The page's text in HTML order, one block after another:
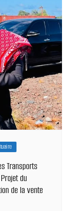
Transports
du
de la vente